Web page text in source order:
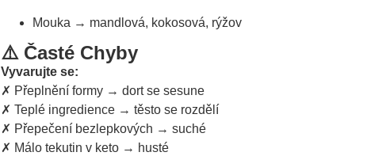
Mouka → mandlová, kokosová, rýžov
⚠️ Časté Chyby
Vyvarujte se:
✗ Přeplnění formy → dort se sesune
✗ Teplé ingredience → těsto se rozdělí
✗ Přepečení bezlepkových → suché
✗ Málo tekutin v keto → husté